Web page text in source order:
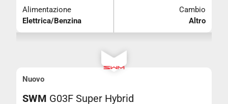
Alimentazione
Elettrica/Benzina
Cambio
Altro
Nuovo
SWM G03F Super Hybrid